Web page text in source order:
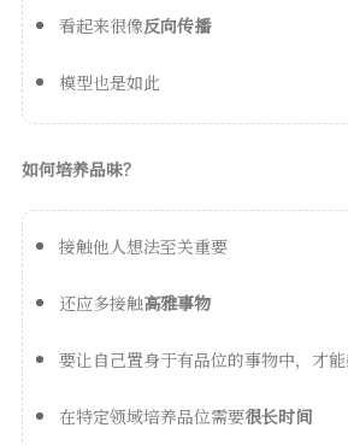
看起来很像反向传播
模型也是如此
如何培养品味？
接触他人想法至关重要
还应多接触高雅事物
要让自己置身于有品位的事物中，才
在特定领域培养品位需要很长时间